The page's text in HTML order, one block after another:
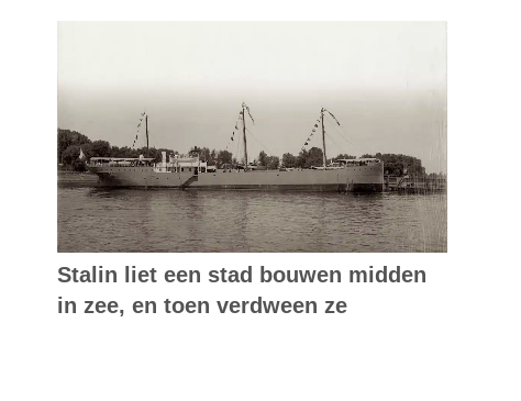
Stalin liet een stad bouwen midden
in zee, en toen verdween ze